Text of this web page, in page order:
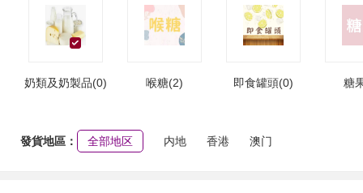
奶類及奶製品(0) 喉糖(2) 即食罐頭(0) 糖
發貨地區： 全部地区 内地 香港 澳门